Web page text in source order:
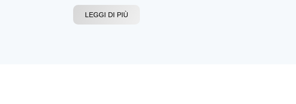
ISO14001 e agli standard OHSAS18001 che vi garantiranno
grande fiducia e fiducia.
LEGGI DI PIÙ